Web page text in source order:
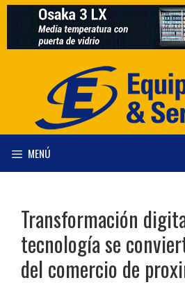
Saltar
contenido
MENÚ
Transformación
tecnología se
del comercio de